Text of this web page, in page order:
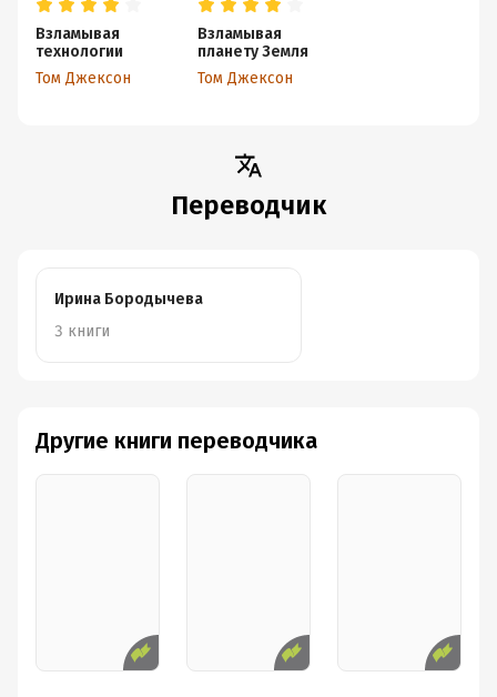
Взламывая
технологии
Том Джексон
Взламывая
планету Земля
Том Джексон
Переводчик
Ирина Бородычева
3 книги
Другие книги переводчика